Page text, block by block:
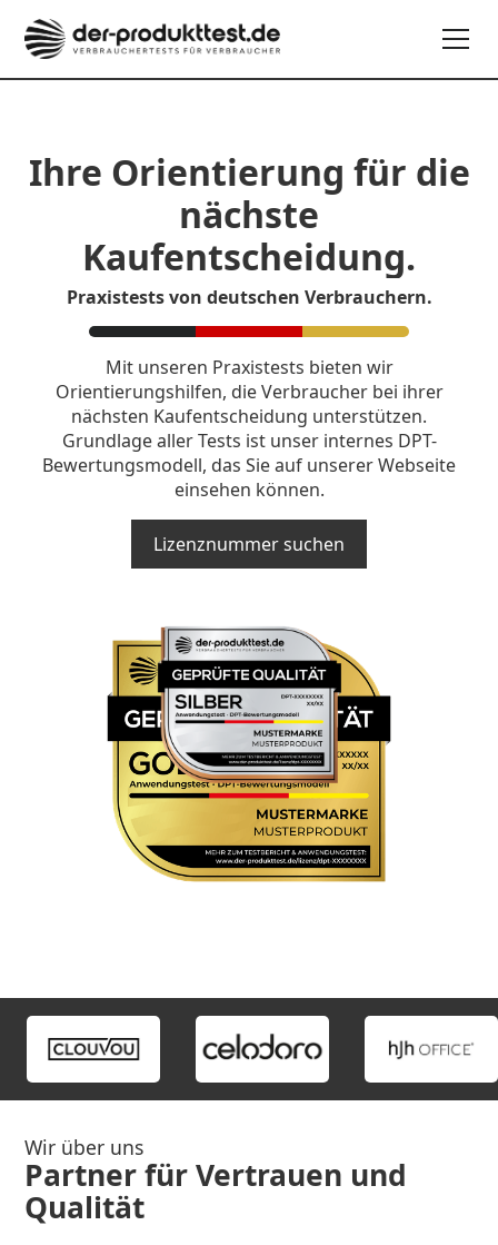
Ihre Orientierung für die
nächste
Kaufentscheidung.
Praxistests von deutschen Verbrauchern.
Mit unseren Praxistests bieten wir
Orientierungshilfen, die Verbraucher bei ihrer
nächsten Kaufentscheidung unterstützen.
Grundlage aller Tests ist unser internes DPT-
Bewertungsmodell, das Sie auf unserer Webseite
einsehen können.
Lizenznummer suchen
Wir über uns
Partner für Vertrauen und
Qualität